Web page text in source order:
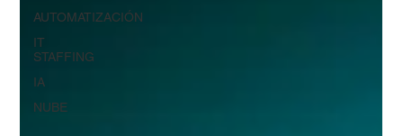
AUTOMATIZACIÓN
IT
STAFFING
IA
NUBE